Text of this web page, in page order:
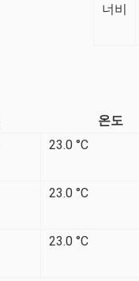
너비
온도
23.0 °C
23.0 °C
23.0 °C